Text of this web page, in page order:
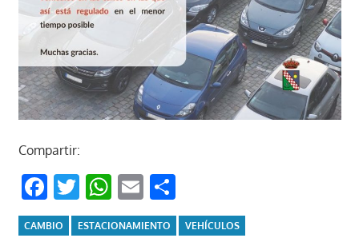
Compartir:
Facebook
Twitter
WhatsApp
EmailCompartir
CAMBIO ESTACIONAMIENTO VEHÍCULOS